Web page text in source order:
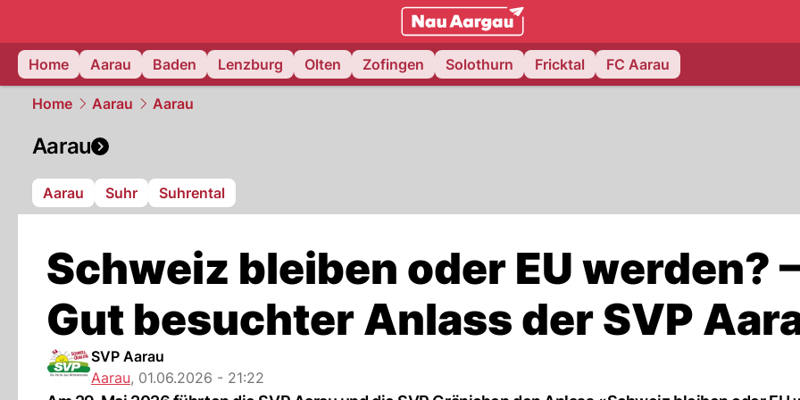
mittelland.NAU.ch
Home
Aarau Baden Lenzburg Olten Zofingen Solothurn Fricktal FC Aarau
Home Aarau Aarau
Aarau
Aarau Suhr Suhrental
Schweiz bleiben oder EU werden? –
Gut besuchter Anlass der SVP
SVP Aarau
Aarau, 01.06.2026 - 21:22